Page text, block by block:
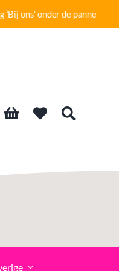
ons’ onder de panne ★